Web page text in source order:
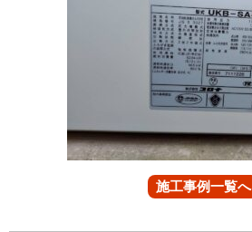
施工事例一覧へ